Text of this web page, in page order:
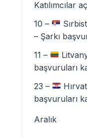
Katılımcılar
10 –
– Şarkı
11 –
başvuruları
23 –
başvuruları
Aralık